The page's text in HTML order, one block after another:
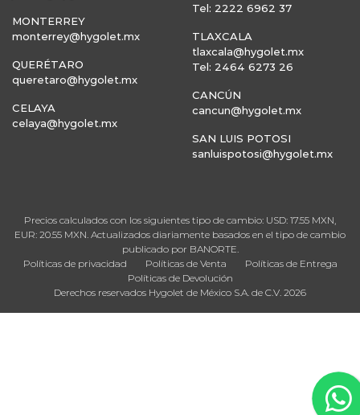
MONTERREY
monterrey@hygolet.mx
QUERÉTARO
queretaro@hygolet.mx
CELAYA
celaya@hygolet.mx
Tel: 2222 6962 37
TLAXCALA
tlaxcala@hygolet.mx
Tel: 2464 6273 26
CANCÚN
cancun@hygolet.mx
SAN LUIS POTOSI
sanluispotosi@hygolet.mx
Precios calculados con los siguientes tipo de cambio: USD: 17.55 MXN,
EUR: 20.55 MXN. Actualizados diariamente basados en el tipo de cambio
publicado por BANORTE.
Políticas de privacidad
Políticas de Venta
Políticas de Entrega
Políticas de Devolución
Derechos reservados Hygolet de México S.A. de C.V. 2026